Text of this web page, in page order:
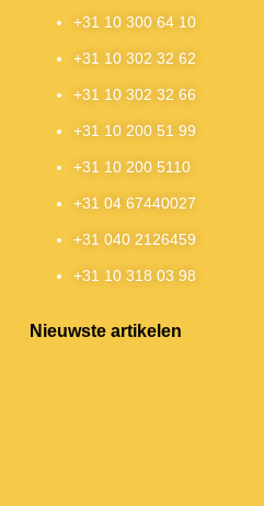
+31 10 300 64 10
+31 10 302 32 62
+31 10 302 32 66
+31 10 200 51 99
+31 10 200 5110
+31 04 67440027
+31 040 2126459
+31 10 318 03 98
Nieuwste artikelen